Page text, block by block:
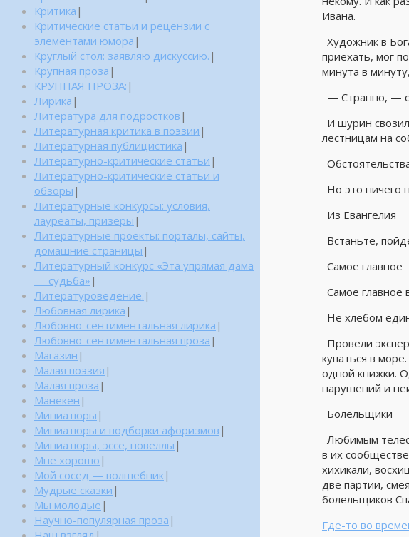
Ивана.
Художник в
приехать, мог
минута в
— Странно, —
И шурин
лестницам на
Но это ничего
Из Евангелия
Встаньте,
Самое главное
Самое
Не хлебом
Провели
купаться в
одной книжки.
нарушений и
Болельщики
Любимым
в их
хихикали,
две партии,
болельщиков
Где-то во
Критика |
Критические статьи и рецензии с
элементами юмора |
Круглый стол: заявляю дискуссию. |
Крупная проза |
КРУПНАЯ ПРОЗА: |
Лирика |
Литература для подростков |
Литературная критика в поэзии |
Литературная публицистика |
Литературно-критические статьи |
Литературно-критические статьи и
обзоры |
Литературные конкурсы: условия,
лауреаты, призеры |
Литературные проекты: порталы, сайты,
домашние страницы |
Литературный конкурс «Эта упрямая дама
— судьба» |
Литературоведение. |
Любовная лирика |
Любовно-сентиментальная лирика |
Любовно-сентиментальная проза |
Магазин |
Малая поэзия |
Малая проза |
Манекен |
Миниатюры |
Миниатюры и подборки афоризмов |
Миниатюры, эссе, новеллы |
Мне хорошо |
Мой сосед — волшебник|
Мудрые сказки |
Мы молодые |
Научно-популярная проза |